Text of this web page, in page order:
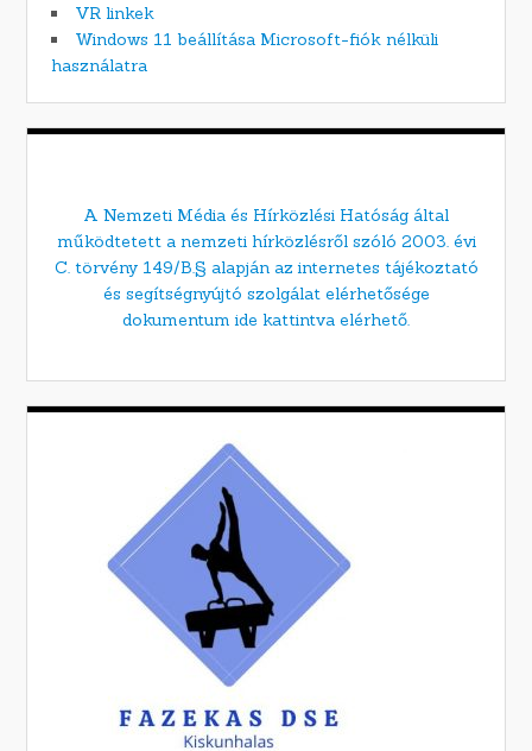
VR linkek
Windows 11 beállítása Microsoft-fiók nélküli
használatra
A Nemzeti Média és Hírközlési Hatóság által
működtetett a nemzeti hírközlésről szóló 2003. évi
C. törvény 149/B.§ alapján az internetes tájékoztató
és segítségnyújtó szolgálat elérhetősége
dokumentum ide kattintva elérhető.